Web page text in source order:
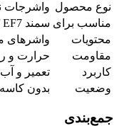
نوع محصول واشرجات
مناسب برای سمند EF7 / دنا EF7
محتویات
واشرهای
مقاومت
حرارت و
کاربرد
تعمیر و
وضعیت
بدون
جمع‌بندی